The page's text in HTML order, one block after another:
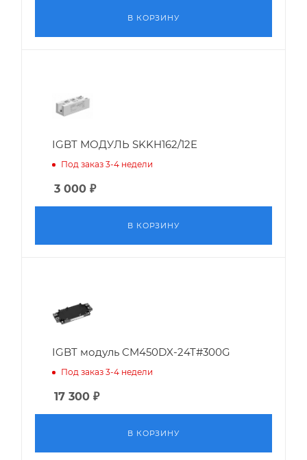
В КОРЗИНУ
IGBT МОДУЛЬ SKKH162/12E
Под заказ 3-4 недели
3 000 ₽
В КОРЗИНУ
IGBT модуль CM450DX-24T#300G
Под заказ 3-4 недели
17 300 ₽
В КОРЗИНУ